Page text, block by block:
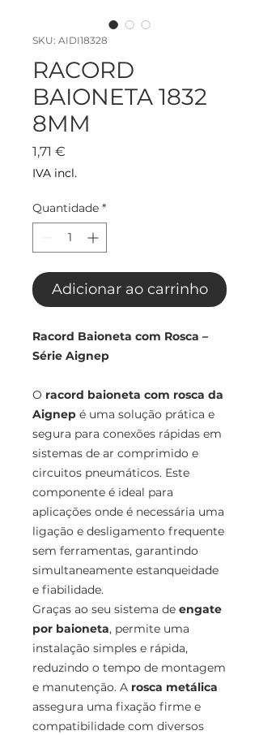
SKU: AIDI18328
RACORD
BAIONETA 1832
8MM
1,71 €
IVA incl.
Quantidade *
Adicionar ao carrinho
Racord Baioneta com Rosca –
Série Aignep
O racord baioneta com rosca da
Aignep é uma solução prática e
segura para conexões rápidas em
sistemas de ar comprimido e
circuitos pneumáticos. Este
componente é ideal para
aplicações onde é necessária uma
ligação e desligamento frequente
sem ferramentas, garantindo
simultaneamente estanqueidade
e fiabilidade.
Graças ao seu sistema de engate
por baioneta, permite uma
instalação simples e rápida,
reduzindo o tempo de montagem
e manutenção. A rosca metálica
assegura uma fixação firme e
compatibilidade com diversos